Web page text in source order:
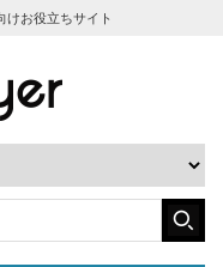
けお役立ちサイト